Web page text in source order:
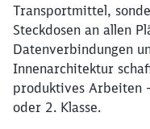
Transportmittel,
Steckdosen an allen
Datenverbindungen
Innenarchitektur
produktives Arbeiten
oder 2. Klasse.